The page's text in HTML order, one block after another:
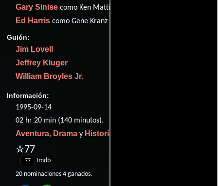
Gary Sinise como Ken Mattingly
Ed Harris como Gene Kranz
Guión:
Jim Lovell
Jeffrey Kluger
William Broyles Jr.
Información:
1995-09-14
02 hr 20 min (140 minutos).
Aventura, Drama y Historia
✮77
77
Imdb
20 nominaciones 4 ganados.